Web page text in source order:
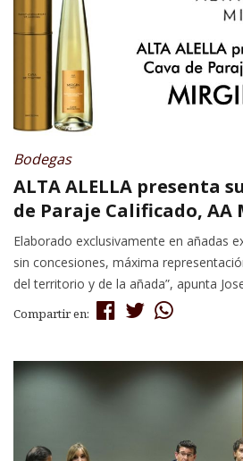
Bodegas
ALTA ALELLA presenta
de Paraje Calificado, AA
Elaborado exclusivamente en añadas
sin concesiones, máxima
del territorio y de la añada”, apunta
Compartir en: